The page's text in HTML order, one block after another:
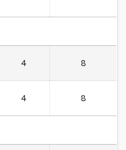
4 8
4 8